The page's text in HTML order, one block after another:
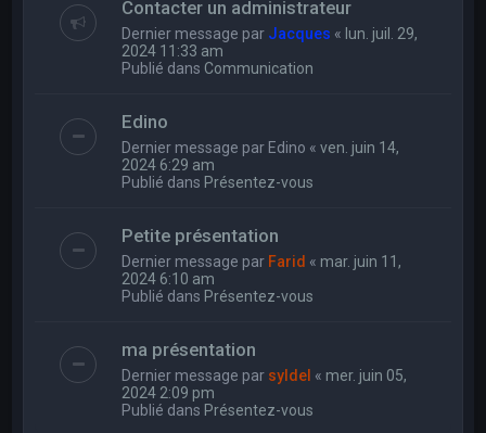
Contacter un administrateur
Dernier message par Jacques « lun. juil. 29,
2024 11:33 am
Publié dans Communication
Edino
Dernier message par Edino «ven. juin 14,
2024 6:29 am
Publié dans Présentez-vous
Petite présentation
Dernier message par Farid « mar. juin 11,
2024 6:10 am
Publié dans Présentez-vous
ma présentation
Dernier message par syldel « mer. juin 05,
2024 2:09 pm
Publié dans Présentez-vous